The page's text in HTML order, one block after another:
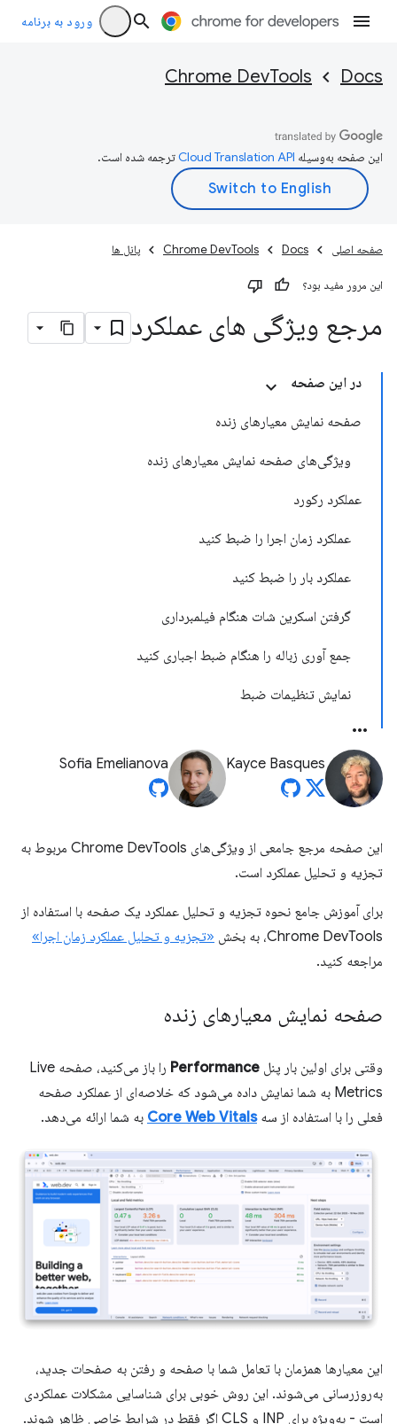
ورود به برنامه
Docs
Chrome DevTools
این صفحه به‌وسیله ترجمه شده است.
صفحه اصلی Docs
Chrome DevTools پانل ها
این مرور مفید بود؟
مرجع ویژگی های عملکرد
در این صفحه
صفحه نمایش معیارهای زنده
ویژگی‌های صفحه نمایش معیارهای زنده
عملکرد رکورد
عملکرد زمان اجرا را ضبط کنید
عملکرد بار را ضبط کنید
گرفتن اسکرین شات هنگام فیلمبرداری
جمع آوری زباله را هنگام ضبط اجباری کنید
نمایش تنظیمات ضبط
Kayce Basques
Sofia Emelianova
این صفحه مرجع جامعی از ویژگی‌های Chrome DevTools مربوط به
تجزیه و تحلیل عملکرد است.
برای آموزش جامع نحوه تجزیه و تحلیل عملکرد یک صفحه با استفاده از
Chrome DevTools، به بخش
«تجزیه و تحلیل عملکرد زمان اجرا»
مراجعه کنید.
صفحه نمایش معیارهای زنده
وقتی برای اولین بار پنل Performance
را باز می‌کنید، صفحه Live
Metrics به شما نمایش داده می‌شود که خلاصه‌ای از عملکرد صفحه
فعلی را با استفاده از سهCore Web Vitals به شما ارائه می‌دهد.
این معیارها همزمان با تعامل شما با صفحه و رفتن به صفحات جدید،
به‌روزرسانی می‌شوند. این روش خوبی برای شناسایی مشکلات عملکردی
است - به‌ویژه برای INP و CLS اگر فقط در شرایط خاصی ظاهر شوند.